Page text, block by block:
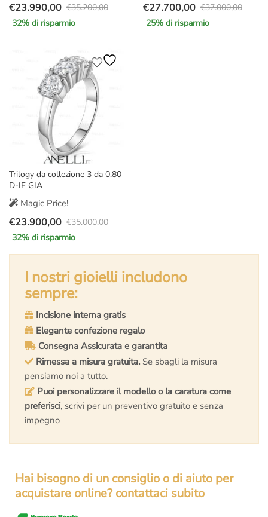
€35.200,00
Il
prezzo
€35.200,00.
€23.990,00
Il
prezzo
€23.990,00.
32% di risparmio
€37.000,00
Il
prezzo
€27.700,00
Il
prezzo
25% di risparmio
Trilogy da collezione 3 da 0.80
D-IF GIA
Magic Price!
€35.000,00
Il
prezzo
originale
€35.000,00.
€23.900,00
Il
prezzo
attuale
€23.900,00.
32% di risparmio
I nostri gioielli includono
sempre:
Incisione interna gratis
Elegante confezione regalo
Consegna Assicurata e garantita
Rimessa a misura gratuita. Se sbagli la misura
pensiamo noi a tutto.
Puoi personalizzare il modello o la caratura come
preferisci, scrivi per un preventivo gratuito e senza
impegno
Hai bisogno di un consiglio o di aiuto per
acquistare online? contattaci subito